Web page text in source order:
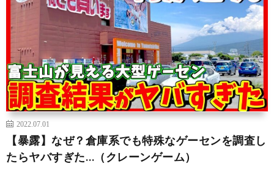
2022.07.01
【暴露】なぜ？倉庫系でも特殊なゲーセンを調査し
たらヤバすぎた…（クレーンゲーム）